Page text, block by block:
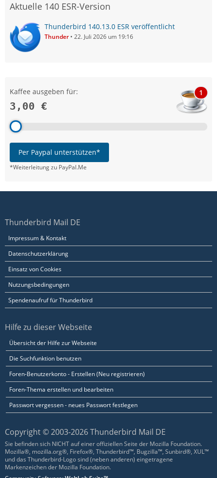
Aktuelle 140 ESR-Version
Thunderbird 140.13.0 ESR veröffentlicht
Thunder 22. Juli 2026 um 19:16
Kaffee ausgeben für:
3,00 €
1
Per Paypal unterstützen*
*Weiterleitung zu PayPal.Me
Thunderbird Mail DE
Impressum & Kontakt
Datenschutzerklärung
Einsatz von Cookies
Nutzungsbedingungen
Spendenaufruf für Thunderbird
Hilfe zu dieser Webseite
Übersicht der Hilfe zur Webseite
Die Suchfunktion benutzen
Foren-Benutzerkonto - Erstellen (Neu registrieren)
Foren-Thema erstellen und bearbeiten
Passwort vergessen - neues Passwort festlegen
Copyright © 2003-2026 Thunderbird Mail DE
Sie befinden sich NICHT auf einer offiziellen Seite der Mozilla Foundation.
Mozilla®, mozilla.org®, Firefox®, Thunderbird™, Bugzilla™, Sunbird®, XUL™
und das Thunderbird-Logo sind (neben anderen) eingetragene
Markenzeichen der Mozilla Foundation.